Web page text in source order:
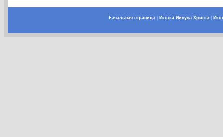
Начальная страница| Иконы Иисуса Христа|